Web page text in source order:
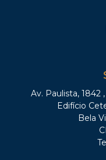
Av. Paulista, 1842
Edifício
Bela